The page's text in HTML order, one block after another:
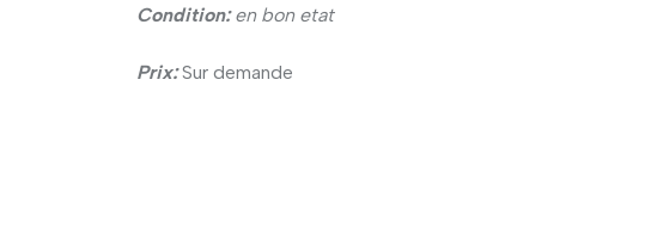
Condition:en bon etat
Prix: Sur demande